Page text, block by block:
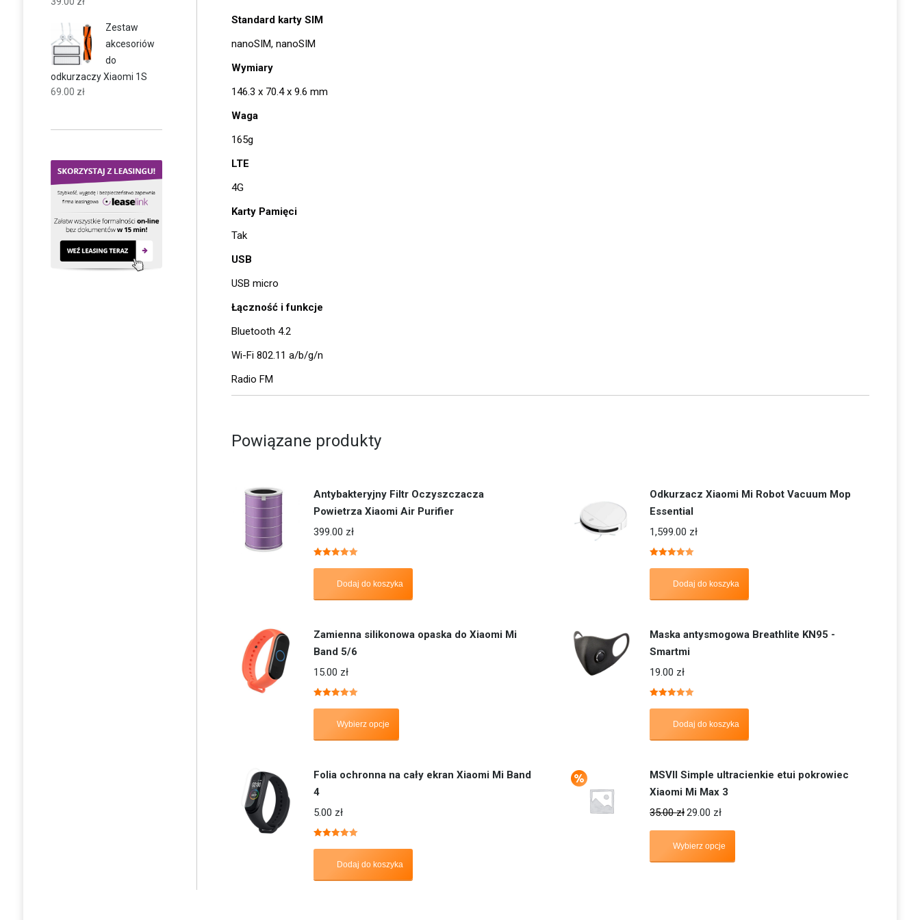
Standard karty SIM
nanoSIM, nanoSIM
Wymiary
146.3 x 70.4 x 9.6 mm
Waga
165g
LTE
4G
Karty Pamięci
Tak
USB
USB micro
Łączność i funkcje
Bluetooth 4.2
Wi-Fi 802.11 a/b/g/n
Radio FM
Powiązane produkty
Antybakteryjny Filtr Oczyszczacza
Powietrza Xiaomi Air Purifier
399.00 zł
Dodaj do koszyka
Odkurzacz Xiaomi Mi Robot Vacuum Mop
Essential
1,599.00 zł
Dodaj do koszyka
Zamienna silikonowa opaska do Xiaomi Mi
Band 5/6
15.00 zł
Wybierz opcje
Maska antysmogowa Breathlite KN95 -
Smartmi
19.00 zł
Dodaj do koszyka
Folia ochronna na cały ekran Xiaomi Mi Band
4
5.00 zł
Dodaj do koszyka
MSVII Simple ultracienkie etui pokrowiec
Xiaomi Mi Max 3
35.00zł29.00 zł
Wybierz opcje
Zestaw
akcesoriów
do
odkurzaczy Xiaomi 1S
69.00 zł